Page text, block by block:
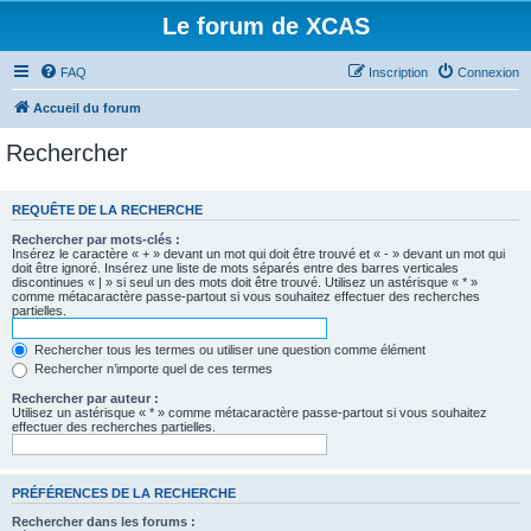
Le forum de XCAS
FAQ Connexion
Inscription
Accueil du forum
Rechercher
REQUÊTE DE LA RECHERCHE
Rechercher par mots-clés :
Insérez le caractère « + » devant un mot qui doit être trouvé et « - » devant un mot qui
doit être ignoré. Insérez une liste de mots séparés entre des barres verticales
discontinues « | » si seul un des mots doit être trouvé. Utilisez un astérisque « * »
comme métacaractère passe-partout si vous souhaitez effectuer des recherches
partielles.
Rechercher tous les termes ou utiliser une question comme élément
Rechercher n’importe quel de ces termes
Rechercher par auteur :
Utilisez un astérisque « * » comme métacaractère passe-partout si vous souhaitez
effectuer des recherches partielles.
PRÉFÉRENCES DE LA RECHERCHE
Rechercher dans les forums :